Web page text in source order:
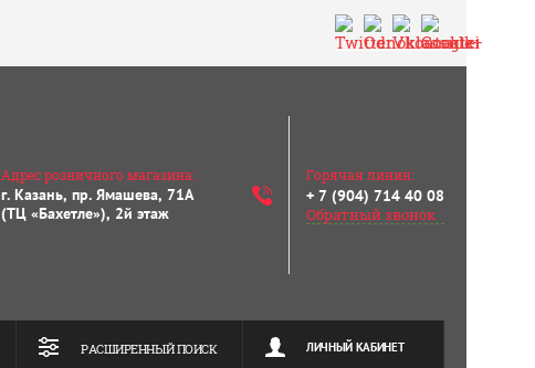
Адрес розничного магазина:
г. Казань, пр. Ямашева, 71А
(ТЦ «Бахетле»), 2й этаж
Горячая линия:
+ 7 (904) 714 40 08
Обратный звонок
ЛИЧНЫЙ КАБИНЕТ
РАСШИРЕННЫЙ ПОИСК